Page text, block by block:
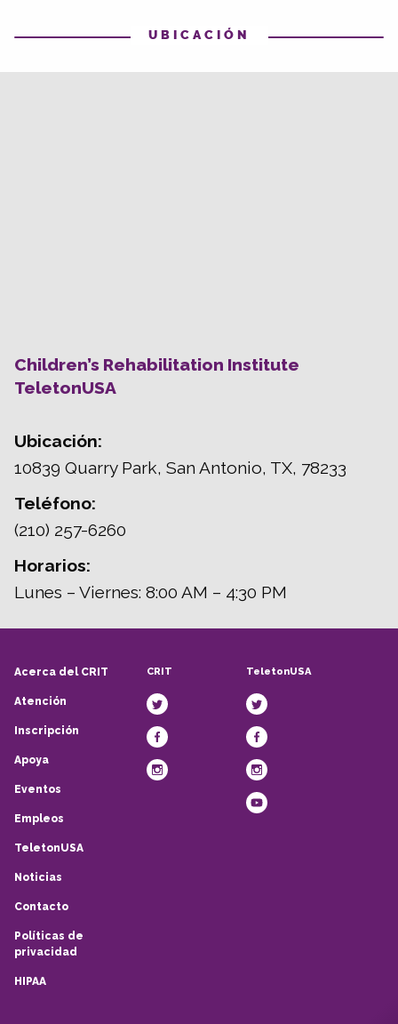
UBICACIÓN
Children’s Rehabilitation Institute
TeletonUSA
Ubicación:
10839 Quarry Park, San Antonio, TX, 78233
Teléfono:
(210) 257-6260
Horarios:
Lunes – Viernes: 8:00 AM – 4:30 PM
Acerca del CRIT
Atención
Inscripción
Apoya
Eventos
Empleos
TeletonUSA
Noticias
Contacto
Políticas de
privacidad
HIPAA
CRIT TeletonUSA